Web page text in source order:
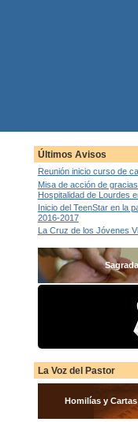
Últimos Avisos
Reunión inicio curso de
Misa de acción de
Hospitalidad de Lourdes
Inicio del TeenStar en la
2016-2017
La Cruz de los Jóvenes
La Voz del Pastor
Homilías y